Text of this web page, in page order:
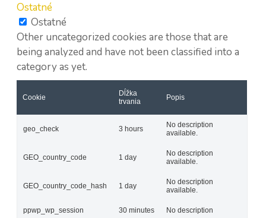
Ostatné
Ostatné
Other uncategorized cookies are those that are
being analyzed and have not been classified into a
category as yet.
Cookie
Dĺžka
trvania
Popis
geo_check 3 hours
No description
available.
GEO_country_code 1 day
No description
available.
GEO_country_code_hash 1 day
No description
available.
ppwp_wp_session 30 minutes No description